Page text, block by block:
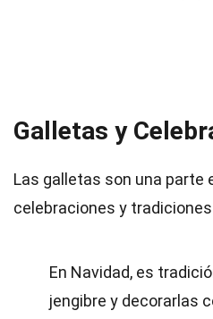
Galletas y
Las galletas son una parte
celebraciones y
En Navidad, es
jengibre y decorarlas